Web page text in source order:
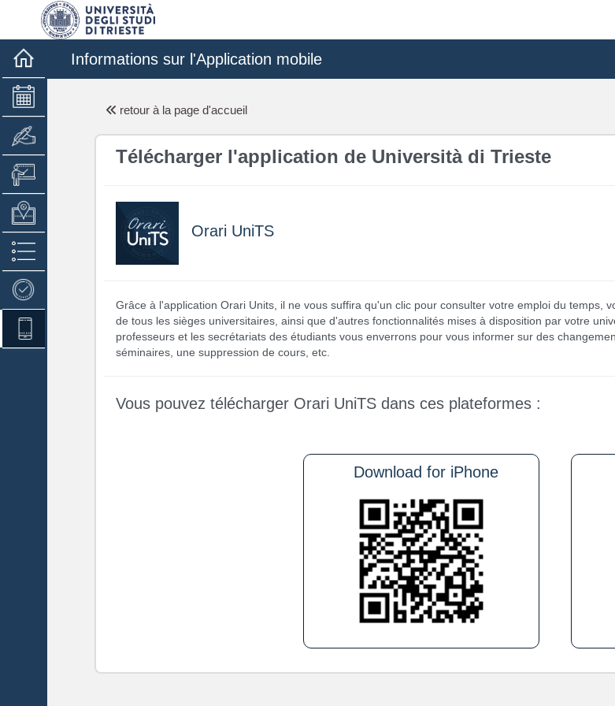
Informations sur l'Application mobile
retour à la page d'accueil
Télécharger l'application de Università di Trieste
Orari UniTS
Grâce à l'application Orari Units, il ne vous suffira qu'un clic pour consulter votre emploi du temps,
de tous les sièges universitaires, ainsi que d'autres fonctionnalités mises à disposition par votre
professeurs et les secrétariats des étudiants vous enverrons pour vous informer sur des
séminaires, une suppression de cours, etc.
Vous pouvez télécharger Orari UniTS dans ces plateformes :
Download for iPhone